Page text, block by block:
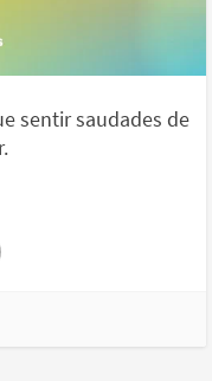
sentir saudades de